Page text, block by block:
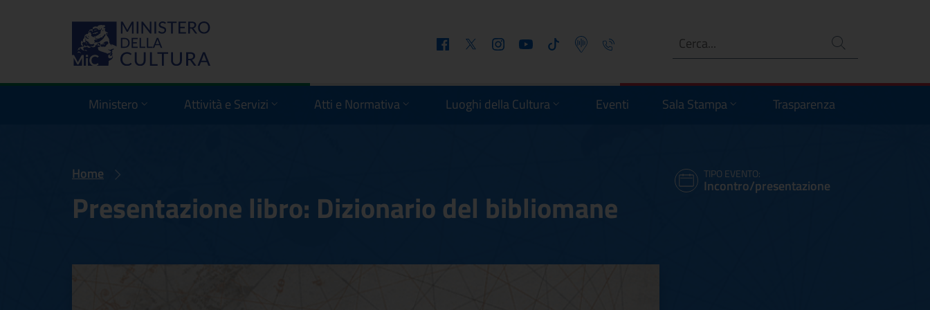
FacebookTwitter InstagramYoutube Tiktok Podcast Telefono Ricerca
Ministero Attività e Servizi Atti e Normativa Luoghi della Cultura Eventi Sala Stampa Trasparenza
Home
Presentazione libro: Dizionario del bibliomane
TIPO EVENTO:
Incontro/presentazione